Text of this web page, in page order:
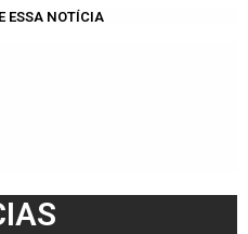
ESSA NOTÍCIA